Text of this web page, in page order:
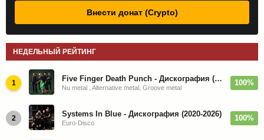
Внести донат (Crypto)
НЕДЕЛЬНЫЙ РЕЙТИНГ
1 Five Finger Death Punch - Дискография (2008-2026)
Nu metal , Alternative metal, Groove metal
100%
2 Systems In Blue - Дискография (2020-2026)
Euro-Disco
100%